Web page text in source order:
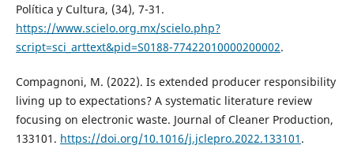
Política y Cultura, (34), 7-31.
https://www.scielo.org.mx/scielo.php?
script=sci_arttext&pid=S0188-77422010000200002.
Compagnoni, M. (2022). Is extended producer responsibility
living up to expectations? A systematic literature review
focusing on electronic waste. Journal of Cleaner Production,
133101. https://doi.org/10.1016/j.jclepro.2022.133101 .